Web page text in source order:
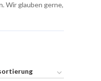
Wir glauben gerne,